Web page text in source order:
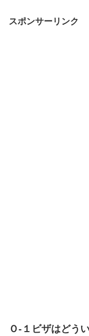
スポンサーリンク
Ｏ-１ビザはどう